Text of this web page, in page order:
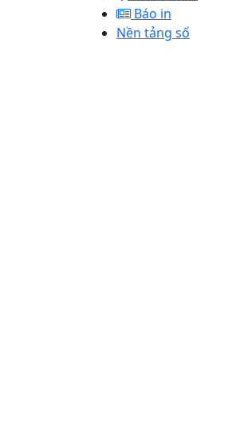
Báo in
Nền tảng số